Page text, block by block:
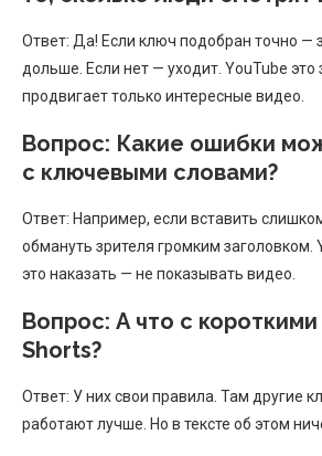
Ответ: Да! Если ключ подобран точно —
дольше. Если нет — уходит. YouTube это
продвигает только интересные видео.
Вопрос: Какие ошибки
с ключевыми словами?
Ответ: Например, если вставить
обмануть зрителя громким заголовком.
это наказать — не показывать видео.
Вопрос: А что с
Shorts?
Ответ: У них свои правила. Там другие
работают лучше. Но в тексте об этом